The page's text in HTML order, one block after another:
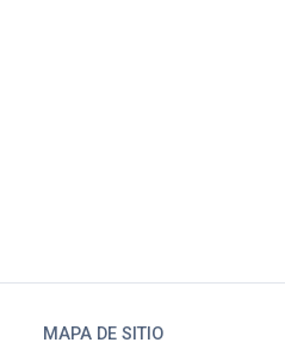
MAPA DE SITIO